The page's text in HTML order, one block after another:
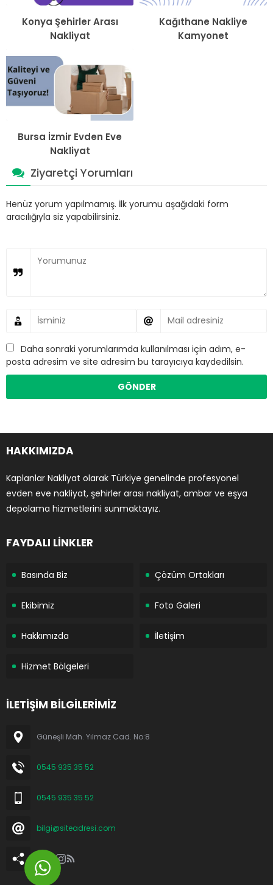
Konya Şehirler Arası
Nakliyat
Kağıthane Nakliye
Kamyonet
Bursa İzmir Evden Eve
Nakliyat
Ziyaretçi Yorumları
Henüz yorum yapılmamış. İlk yorumu aşağıdaki form
aracılığıyla siz yapabilirsiniz.
Daha sonraki yorumlarımda kullanılması için adım, e-
posta adresim ve site adresim bu tarayıcıya kaydedilsin.
HAKKIMIZDA
Kaplanlar Nakliyat olarak Türkiye genelinde profesyonel
evden eve nakliyat, şehirler arası nakliyat, ambar ve eşya
depolama hizmetlerini sunmaktayız.
FAYDALI LİNKLER
Basında Biz Çözüm Ortakları
Ekibimiz Foto Galeri
Hakkımızda İletişim
Hizmet Bölgeleri
İLETİŞİM BİLGİLERİMİZ
Güneşli Mah. Yılmaz Cad. No:8
0545 935 35 52
0545 935 35 52
bilgi@siteadresi.com